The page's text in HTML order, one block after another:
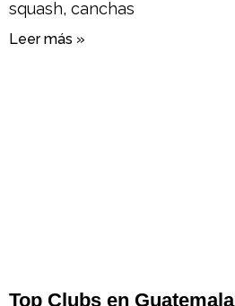
squash, canchas
Leer más »
Top Clubs en Guatemala